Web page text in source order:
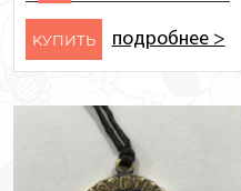
KУПИТЬ подробнее >